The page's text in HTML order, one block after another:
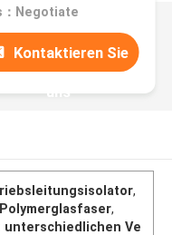
：Negotiate
Kontaktieren Sie
uns
,
,
unterschiedlichen Ve